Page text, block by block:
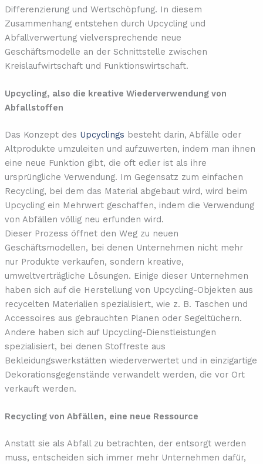
Differenzierung und Wertschöpfung. In diesem
Zusammenhang entstehen durch Upcycling und
Abfallverwertung vielversprechende neue
Geschäftsmodelle an der Schnittstelle zwischen
Kreislaufwirtschaft und Funktionswirtschaft.
Upcycling, also die kreative Wiederverwendung von
Abfallstoffen
Das Konzept des Upcyclings besteht darin, Abfälle oder
Altprodukte umzuleiten und aufzuwerten, indem man ihnen
eine neue Funktion gibt, die oft edler ist als ihre
ursprüngliche Verwendung. Im Gegensatz zum einfachen
Recycling, bei dem das Material abgebaut wird, wird beim
Upcycling ein Mehrwert geschaffen, indem die Verwendung
von Abfällen völlig neu erfunden wird.
Dieser Prozess öffnet den Weg zu neuen
Geschäftsmodellen, bei denen Unternehmen nicht mehr
nur Produkte verkaufen, sondern kreative,
umweltverträgliche Lösungen. Einige dieser Unternehmen
haben sich auf die Herstellung von Upcycling-Objekten aus
recycelten Materialien spezialisiert, wie z. B. Taschen und
Accessoires aus gebrauchten Planen oder Segeltüchern.
Andere haben sich auf Upcycling-Dienstleistungen
spezialisiert, bei denen Stoffreste aus
Bekleidungswerkstätten wiederverwertet und in einzigartige
Dekorationsgegenstände verwandelt werden, die vor Ort
verkauft werden.
Recycling von Abfällen, eine neue Ressource
Anstatt sie als Abfall zu betrachten, der entsorgt werden
muss, entscheiden sich immer mehr Unternehmen dafür,